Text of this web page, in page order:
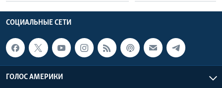
СОЦИАЛЬНЫЕ СЕТИ
ГОЛОС АМЕРИКИ